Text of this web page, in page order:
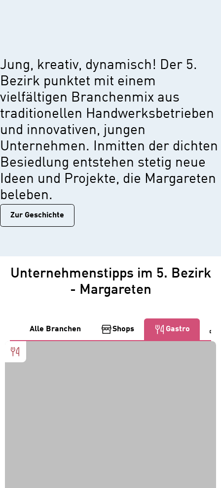
Jung, kreativ, dynamisch! Der 5.
Bezirk punktet mit einem
vielfältigen Branchenmix aus
traditionellen Handwerksbetrieben
und innovativen, jungen
Unternehmen. Inmitten der dichten
Besiedlung entstehen stetig neue
Ideen und Projekte, die Margareten
beleben.
Zur Geschichtе
Unternehmenstipps im 5. Bezirk
- Margareten
Alle Branchen Shops Gastro